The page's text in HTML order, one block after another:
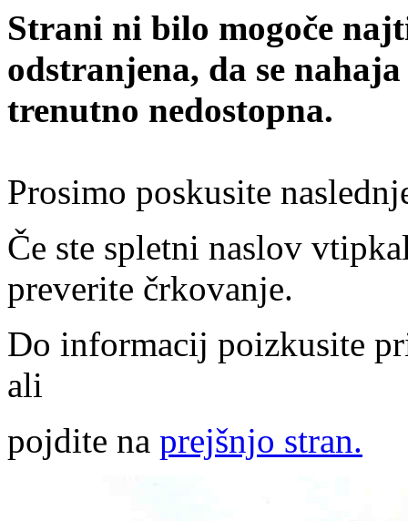
Strani ni bilo mogoče
odstranjena, da se
trenutno nedostopna.
Prosimo poskusite
Če ste spletni naslov
preverite črkovanje.
Do informacij poizkusite
ali
pojdite na prejšnjo stran.